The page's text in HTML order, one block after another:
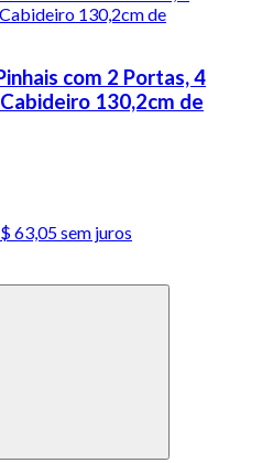
com 2 Portas, 4
130,2cm de
63,05 sem juros